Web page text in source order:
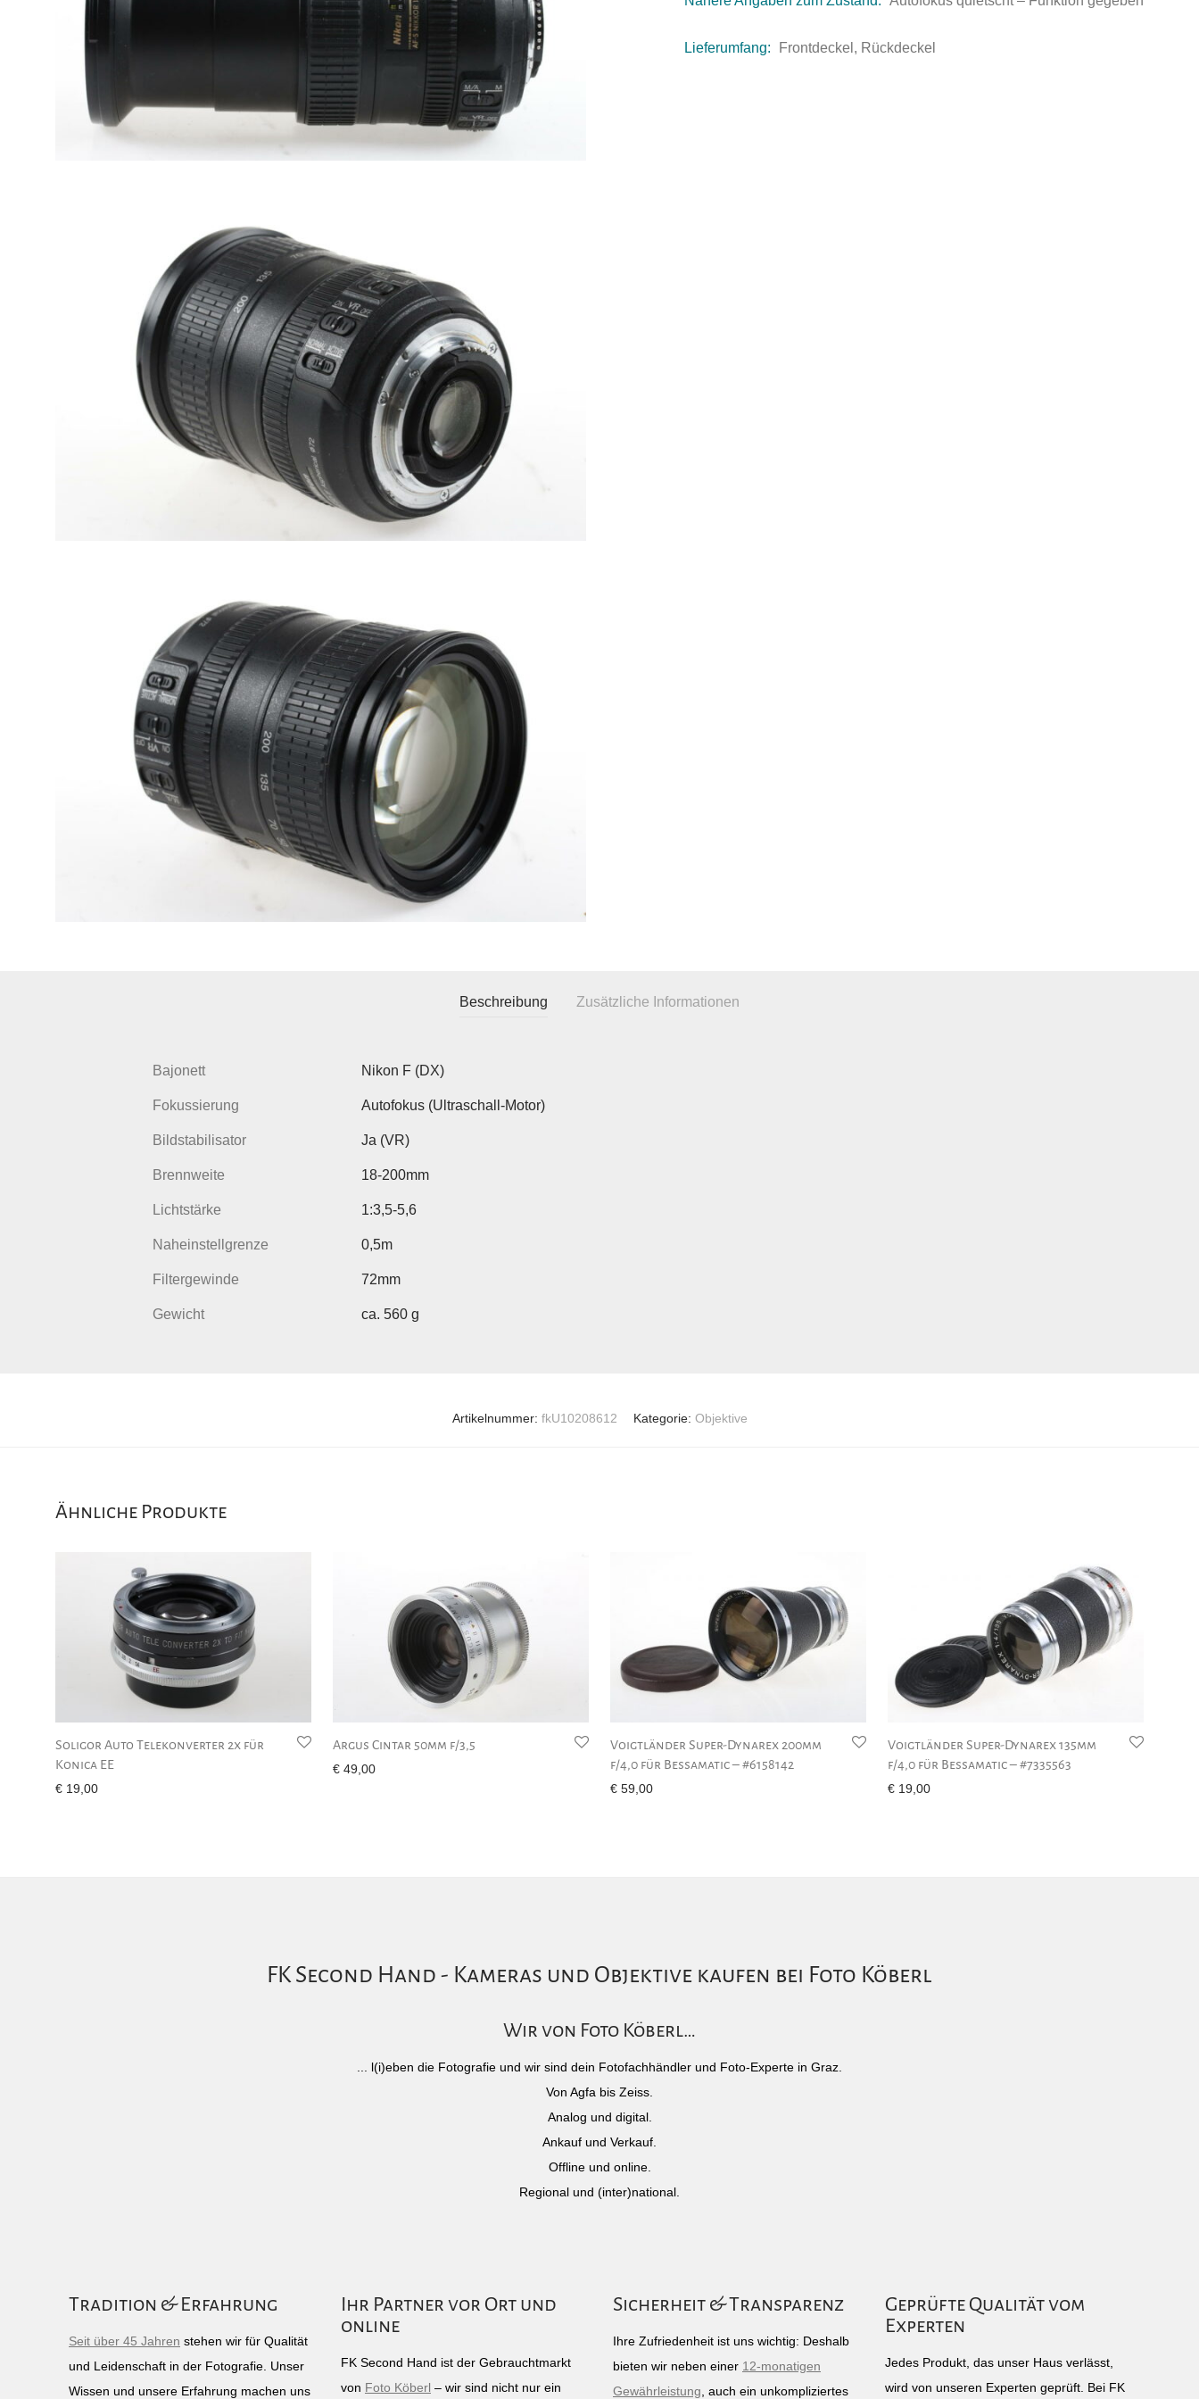
Lieferumfang: Frontdeckel, Rückdeckel
Beschreibung Zusätzliche Informationen
Bajonett Nikon F (DX)
Fokussierung Autofokus (Ultraschall-Motor)
Bildstabilisator Ja (VR)
Brennweite 18-200mm
Lichtstärke 1:3,5-5,6
Naheinstellgrenze 0,5m
Filtergewinde 72mm
Gewicht ca. 560 g
Artikelnummer: fkU10208612 Kategorie: Objektive
Ähnliche Produkte
Soligor Auto Telekonverter 2x für
Konica EE
€ 19,00
Argus Cintar 50mm f/3,5
€ 49,00
Voigtländer Super-Dynarex 200mm
f/4,0 für Bessamatic – #6158142
€ 59,00
Voigtländer Super-Dynarex 135mm
f/4,0 für Bessamatic – #7335563
€ 19,00
FK Second Hand - Kameras und Objektive kaufen bei Foto Köberl
Wir von Foto Köberl…
... l(i)eben die Fotografie und wir sind dein Fotofachhändler und Foto-Experte in Graz.
Von Agfa bis Zeiss.
Analog und digital.
Ankauf und Verkauf.
Offline und online.
Regional und (inter)national.
Tradition & Erfahrung
Seit über 45 Jahren stehen wir für Qualität
und Leidenschaft in der Fotografie. Unser
Wissen und unsere Erfahrung machen uns
Ihr Partner vor Ort und
online
FK Second Hand ist der Gebrauchtmarkt
von Foto Köberl – wir sind nicht nur ein
Sicherheit & Transparenz
Ihre Zufriedenheit ist uns wichtig: Deshalb
bieten wir neben einer 12-monatigen
Gewährleistung , auch ein unkompliziertes
Geprüfte Qualität vom
Experten
Jedes Produkt, das unser Haus verlässt,
wird von unseren Experten geprüft. Bei FK